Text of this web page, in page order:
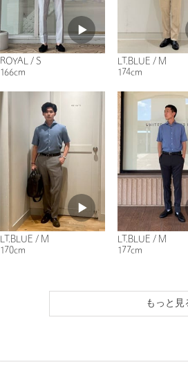
ROYAL / S
166cm
LT.BLUE / M
174cm
LT.BLUE / M
170cm
LT.BLUE / M
177cm
もっと見